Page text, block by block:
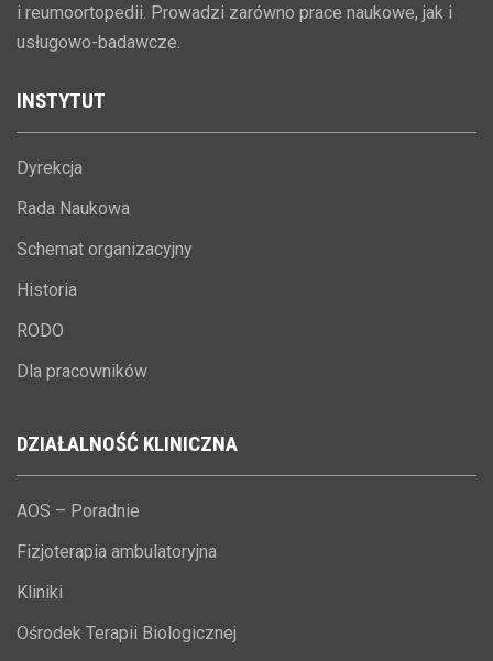
i reumoortopedii. Prowadzi zarówno prace naukowe, jak i
usługowo-badawcze.
INSTYTUT
Dyrekcja
Rada Naukowa
Schemat organizacyjny
Historia
RODO
Dla pracowników
DZIAŁALNOŚĆ KLINICZNA
AOS – Poradnie
Fizjoterapia ambulatoryjna
Kliniki
Ośrodek Terapii Biologicznej